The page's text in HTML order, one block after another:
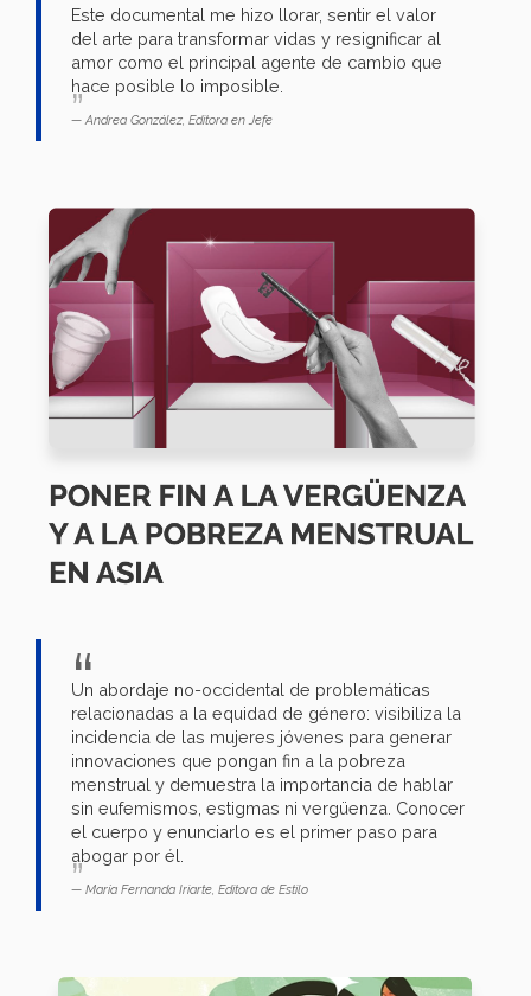
Este documental me hizo llorar, sentir el valor
del arte para transformar vidas y resignificar al
amor como el principal agente de cambio que
hace posible lo imposible.
Andrea González, Editora en Jefe
Un abordaje no-occidental de problemáticas
relacionadas a la equidad de género: visibiliza la
incidencia de las mujeres jóvenes para generar
innovaciones que pongan fin a la pobreza
menstrual y demuestra la importancia de hablar
sin eufemismos, estigmas ni vergüenza. Conocer
el cuerpo y enunciarlo es el primer paso para
abogar por él.
María Fernanda Iriarte, Editora de Estilo